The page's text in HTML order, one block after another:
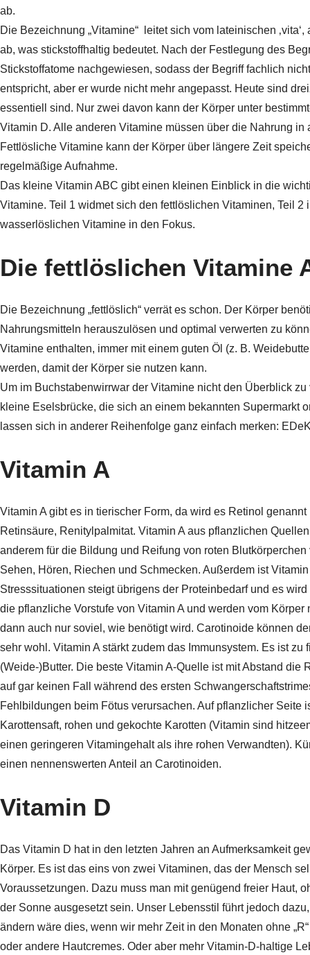
ab.
Die Bezeichnung „Vitamine“
leitet sich vom lateinischen
ab, was stickstoffhaltig bedeutet. Nach der Festlegung des
Stickstoffatome nachgewiesen, sodass der Begriff fachlich
entspricht, aber er wurde nicht mehr angepasst. Heute sind
essentiell sind. Nur zwei davon kann der Körper unter
Vitamin D. Alle anderen Vitamine müssen über die Nahrung
Fettlösliche Vitamine kann der Körper über längere Zeit
regelmäßige Aufnahme.
Das kleine Vitamin ABC gibt einen kleinen Einblick in die
Vitamine. Teil 1 widmet sich den fettlöslichen Vitaminen, Teil 2
wasserlöslichen Vitamine in den Fokus.
Die fettlöslichen Vitamine
Die Bezeichnung „fettlöslich“ verrät es schon. Der Körper
Nahrungsmitteln herauszulösen und optimal verwerten zu
Vitamine enthalten, immer mit einem guten Öl (z. B.
werden, damit der Körper sie nutzen kann.
Um im Buchstabenwirrwar der Vitamine nicht den Überblick
kleine Eselsbrücke, die sich an einem bekannten Supermarkt
lassen sich in anderer Reihenfolge ganz einfach merken:
Vitamin A
Vitamin A gibt es in tierischer Form, da wird es Retinol
Retinsäure, Renitylpalmitat. Vitamin A aus pflanzlichen
anderem für die Bildung und Reifung von roten
Sehen, Hören, Riechen und Schmecken. Außerdem ist
Stresssituationen steigt übrigens der Proteinbedarf und es
die pflanzliche Vorstufe von Vitamin A und werden vom
dann auch nur soviel, wie benötigt wird. Carotinoide können
sehr wohl. Vitamin A stärkt zudem das Immunsystem. Es ist
(Weide-)Butter. Die beste Vitamin A-Quelle ist mit Abstand
auf gar keinen Fall während des ersten
Fehlbildungen beim Fötus verursachen. Auf pflanzlicher Seite
Karottensaft, rohen und gekochte Karotten (Vitamin sind
einen geringeren Vitamingehalt als ihre rohen Verwandten).
einen nennenswerten Anteil an Carotinoiden.
Vitamin D
Das Vitamin D hat in den letzten Jahren an Aufmerksamkeit
Körper. Es ist das eins von zwei Vitaminen, das der Mensch
Voraussetzungen. Dazu muss man mit genügend freier Haut,
der Sonne ausgesetzt sein. Unser Lebensstil führt jedoch
ändern wäre dies, wenn wir mehr Zeit in den Monaten ohne
oder andere Hautcremes. Oder aber mehr Vitamin-D-haltige